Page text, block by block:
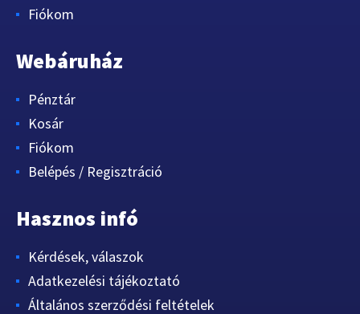
Fiókom
Webáruház
Pénztár
Kosár
Fiókom
Belépés / Regisztráció
Hasznos infó
Kérdések, válaszok
Adatkezelési tájékoztató
Általános szerződési feltételek